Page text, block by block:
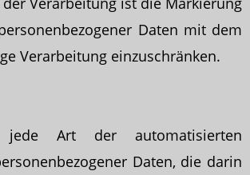
Daten mit dem
Verarbeitung einzuschränken.
Art der automatisierten
Daten, die darin